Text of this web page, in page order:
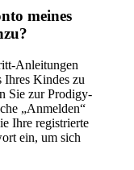
meines
Anleitungen
Kindes zu
Sie zur Prodigy-
„Anmelden“
Ihre registrierte
ein, um sich